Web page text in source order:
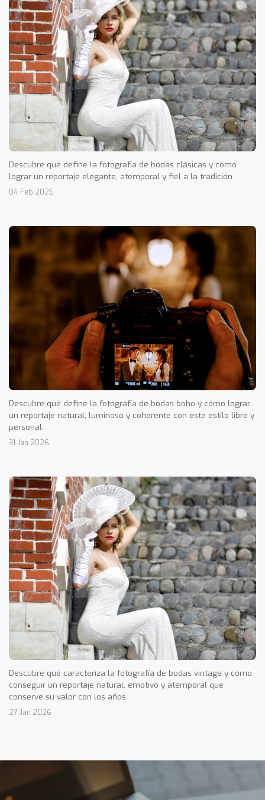
Descubre qué define la fotografía de bodas clásicas y cómo
lograr un reportaje elegante, atemporal y fiel a la tradición.
04 Feb 2026
Descubre qué define la fotografía de bodas boho y cómo lograr
un reportaje natural, luminoso y coherente con este estilo libre y
personal.
31 Jan 2026
Descubre qué caracteriza la fotografía de bodas vintage y cómo
conseguir un reportaje natural, emotivo y atemporal que
conserve su valor con los años.
27 Jan 2026